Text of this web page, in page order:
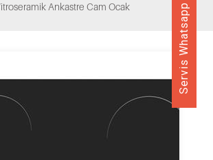
Ankastre Cam Ocak Servis Whatsapp